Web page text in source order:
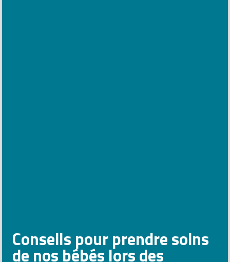
Conseils pour prendre soins
de nos bébés lors des